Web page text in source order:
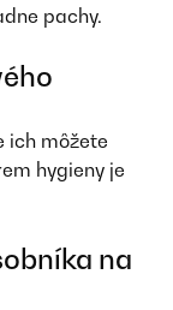
pachy.
ich môžete
hygieny je
na